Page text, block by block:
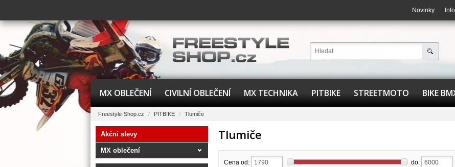
Novinky
MX OBLEČENÍ CIVILNÍ OBLEČENÍ MX TECHNIKA PITBIKE STREETMOTO BIKE
Freestyle-Shop.cz / PITBIKE / Tlumiče
Tlumiče
Cena od: do:
Akční slevy
MX oblečení